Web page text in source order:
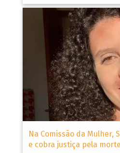
Na Comissão da Mulher,
e cobra justiça pela